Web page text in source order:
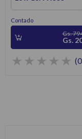
Contado
Gs.
Gs.